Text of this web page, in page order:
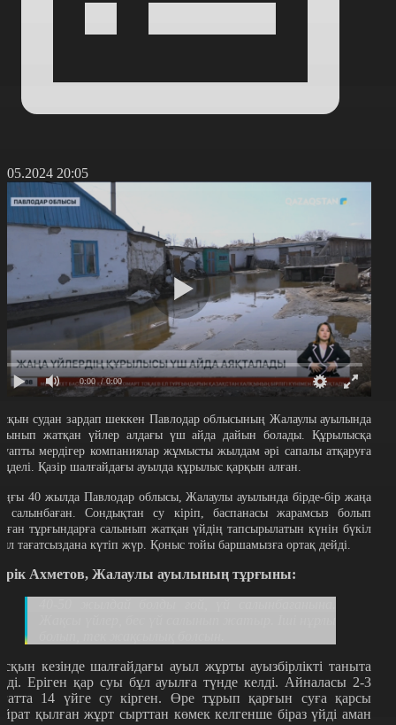
20:05
0:00 / 0:00
судан зардап шеккен Павлодар облысының Жалаулы ауылында
жатқан үйлер алдағы үш айда дайын болады. Құрылысқа
мердігер компаниялар жұмысты жылдам әрі сапалы атқаруға
Қазір шалғайдағы ауылда құрылыс қарқын алған.
40 жылда Павлодар облысы, Жалаулы ауылында бірде-бір жаңа
салынбаған. Сондықтан су кіріп, баспанасы жарамсыз болып
тұрғындарға салынып жатқан үйдің тапсырылатын күнін бүкіл
тағатсыздана күтіп жүр. Қоныс тойы баршамызға ортақ дейді.
Ахметов, Жалаулы ауылының тұрғыны:
кезінде шалғайдағы ауыл жұрты ауызбірлікті таныта
Еріген қар суы бұл ауылға түнде келді. Айналасы 2-3
14 үйге су кірген. Өре тұрып қарғын суға қарсы
қылған жұрт сырттан көмек келгенше біраз үйді аман